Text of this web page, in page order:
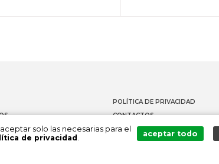
POLÍTICA DE PRIVACIDAD
CONTACTOS
CANAL DE DENUNCIANTES
solo las necesarias para el
de privacidad . aceptar todo